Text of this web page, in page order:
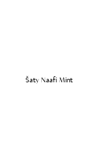
Šaty Naafi Mint